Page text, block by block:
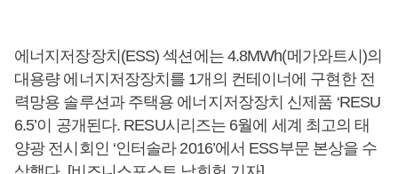
에너지저장장치(ESS) 섹션에는 4.8MWh(메가와트시)의
대용량 에너지저장장치를 1개의 컨테이너에 구현한 전
력망용 솔루션과 주택용 에너지저장장치 신제품 ‘RESU
6.5’이 공개된다. RESU시리즈는 6월에 세계 최고의 태
양광 전시회인 ‘인터솔라 2016’에서 ESS부문 본상을 수